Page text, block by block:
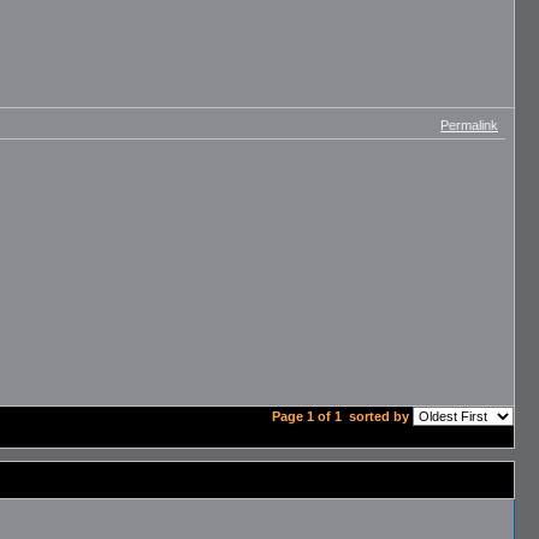
Permalink
Page 1 of 1 sorted by